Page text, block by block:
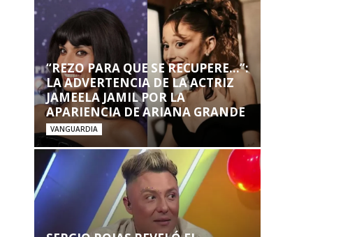
“REZO PARA QUE SE RECUPERE…”:
LA ADVERTENCIA DE LA ACTRIZ
JAMEELA JAMIL POR LA
APARIENCIA DE ARIANA GRANDE
VANGUARDIA